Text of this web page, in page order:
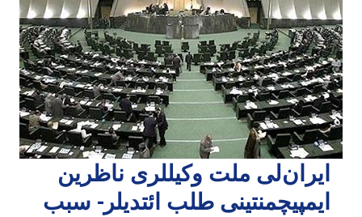
ایران‌لی ملت وکیللری ناظرین
ایمپیچمنتینی طلب ائتدیلر- سبب